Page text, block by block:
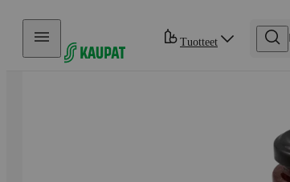
Hyppää sisältöön
Tuotteet